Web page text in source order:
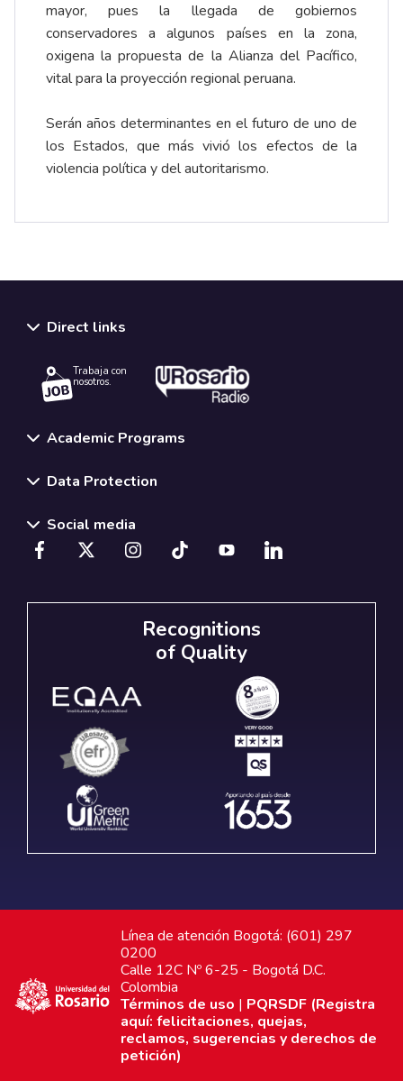
mayor, pues la llegada de gobiernos
conservadores a algunos países en la zona,
oxigena la propuesta de la Alianza del Pacífico,
vital para la proyección regional peruana.
Serán años determinantes en el futuro de uno de
los Estados, que más vivió los efectos de la
violencia política y del autoritarismo.
Direct links
Trabaja con
nosotros.
Academic Programs
Data Protection
Social media
Recognitions
of Quality
Línea de atención Bogotá: (601) 297
0200
Calle 12C Nº 6-25 - Bogotá D.C.
Colombia
Términos de uso | PQRSDF (Registra
aquí: felicitaciones, quejas,
reclamos, sugerencias y derechos de
petición)